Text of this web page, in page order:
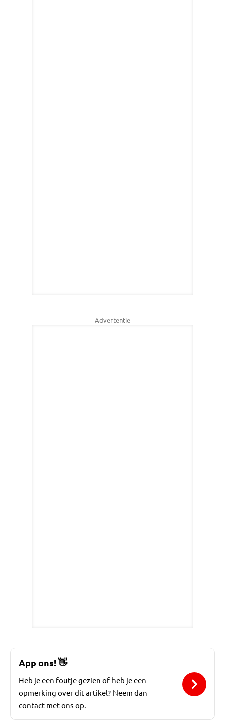
Advertentie
App ons!👋
Heb je een foutje gezien of heb je een
opmerking over dit artikel? Neem dan
contact met ons op.